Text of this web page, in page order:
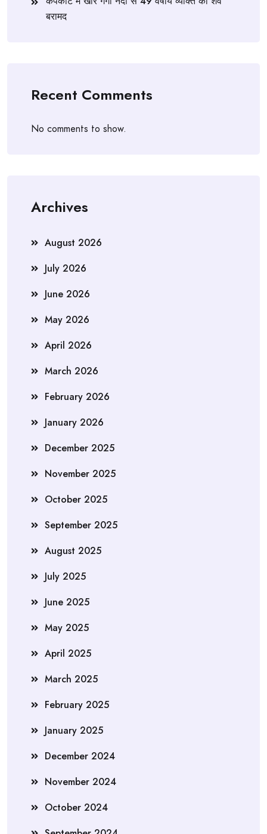
बरामद
Recent Comments
No comments to show.
Archives
August 2026
July 2026
June 2026
May 2026
April 2026
March 2026
February 2026
January 2026
December 2025
November 2025
October 2025
September 2025
August 2025
July 2025
June 2025
May 2025
April 2025
March 2025
February 2025
January 2025
December 2024
November 2024
October 2024